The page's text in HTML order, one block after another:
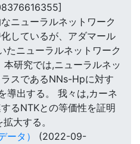
ニューラルネットワーク
しているが、アダマール
ニューラルネットワーク
研究では,ニューラルネッ
ラスであるNNs-Hpに対す
導出する。 我々は,カーネ
るNTKとの等価性を証明
大する。
ータ）
(2022-09-